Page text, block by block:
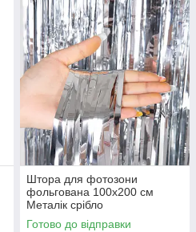
Штора для фотозони
фольгована 100х200 см
Металік срібло
Готово до відправки